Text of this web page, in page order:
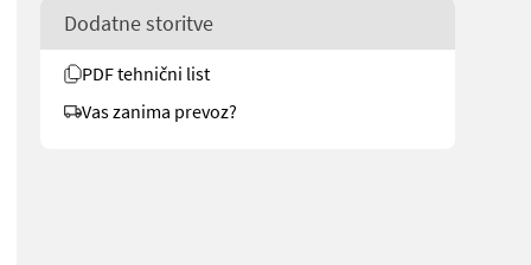
4606 for more images Description 2 Volvo M800
Dodatne storitve
PDF tehnični list
Vas zanima prevoz?